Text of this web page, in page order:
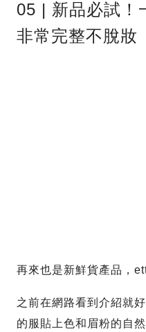
05 | 新品必試！
非常完整不脫妝
再來也是新鮮貨產品，
之前在網路看到介紹就
的服貼上色和眉粉的自